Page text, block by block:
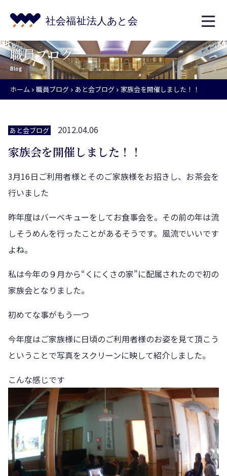
職員ブログ
Blog
ホーム 職員ブログ あと会ブログ 家族会を開催しました！！
あと会ブログ 2012.04.06
家族会を開催しました！！
3月16日ご利用者様とそのご家族様をお招きし、お茶会を
行いました
昨年度はバーベキューをしてお食事会を。その前の年は流
しそうめんを行ったことがあるそうです。風流でいいです
よね。
私は今年の９月から“くにくさの家”に配属されたので初の
家族会となりました。
初めてな事がもう一つ
今年度はご家族様に日頃のご利用者様のお姿を見て頂こう
ということで写真をスクリーンに映して紹介しました。
こんな感じです